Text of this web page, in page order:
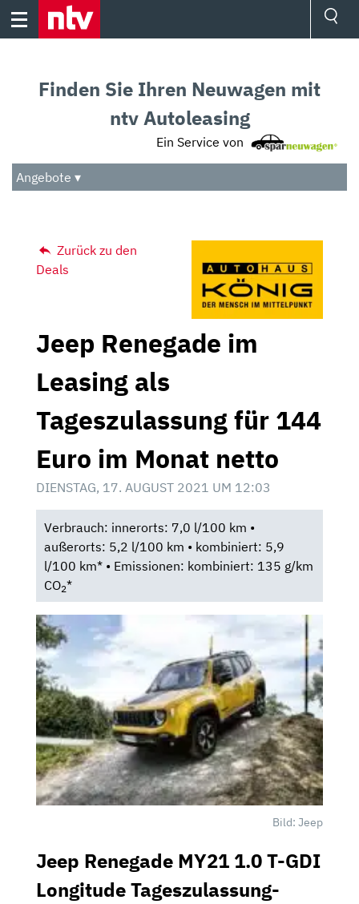
Skip
Audio
Das Beste
Finden Sie Ihren Neuwagen mit
ntv Autoleasing
Ein Service von
Angebote ▾
Zurück zu den
Deals
Jeep Renegade im
Leasing als
Tageszulassung für 144
Euro im Monat netto
DIENSTAG, 17. AUGUST 2021 UM 12:03
Verbrauch: innerorts: 7,0 l/100 km •
außerorts: 5,2 l/100 km • kombiniert: 5,9
l/100 km* • Emissionen: kombiniert: 135 g/km
CO2*
Bild: Jeep
Jeep Renegade MY21 1.0 T-GDI
Longitude Tageszulassung-